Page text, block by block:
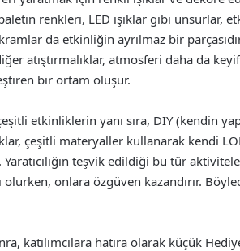
renkleri, LED ışıklar gibi unsurlar,
da etkinliğin ayrılmaz bir
atıştırmalıklar, atmosferi daha da
bir ortam oluşur.
etkinliklerin yanı sıra, DIY (kendin
çeşitli materyaller kullanarak kendi
teşvik edildiği bu tür
onlara özgüven kazandırır.
katılımcılara hatıra olarak küçük